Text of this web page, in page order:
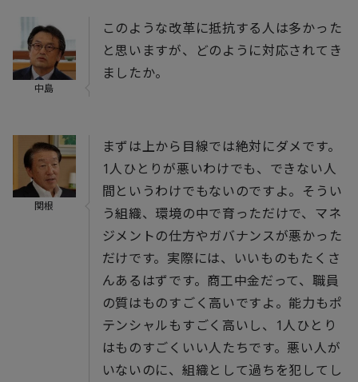
中島
このような改革に抵抗する人は多かった
と思いますが、どのように対応されてき
ましたか。
関根
まずは上から目線では絶対にダメです。
1人ひとりが悪いわけでも、できない人
間というわけでもないのですよ。そうい
う組織、環境の中で育っただけで、マネ
ジメントの仕方やガバナンスが悪かった
だけです。実際には、いいものもたくさ
んあるはずです。商工中金だって、職員
の質はものすごく高いですよ。能力もポ
テンシャルもすごく高いし、1人ひとり
はものすごくいい人たちです。悪い人が
いないのに、組織として過ちを犯してし